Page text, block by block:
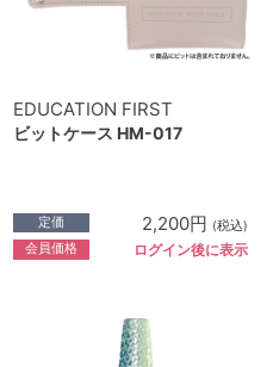
EDUCATION FIRST
ビットケース HM-017
定価 2,200円 (税込)
会員価格 ログイン後に表示